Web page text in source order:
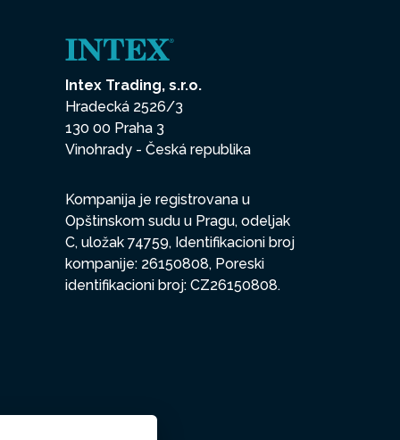
Intex Trading, s.r.o.
Hradecká 2526/3
130 00 Praha 3
Vinohrady - Česká republika
Kompanija je registrovana u
Opštinskom sudu u Pragu, odeljak
C, uložak 74759, Identifikacioni broj
kompanije: 26150808, Poreski
identifikacioni broj: CZ26150808.